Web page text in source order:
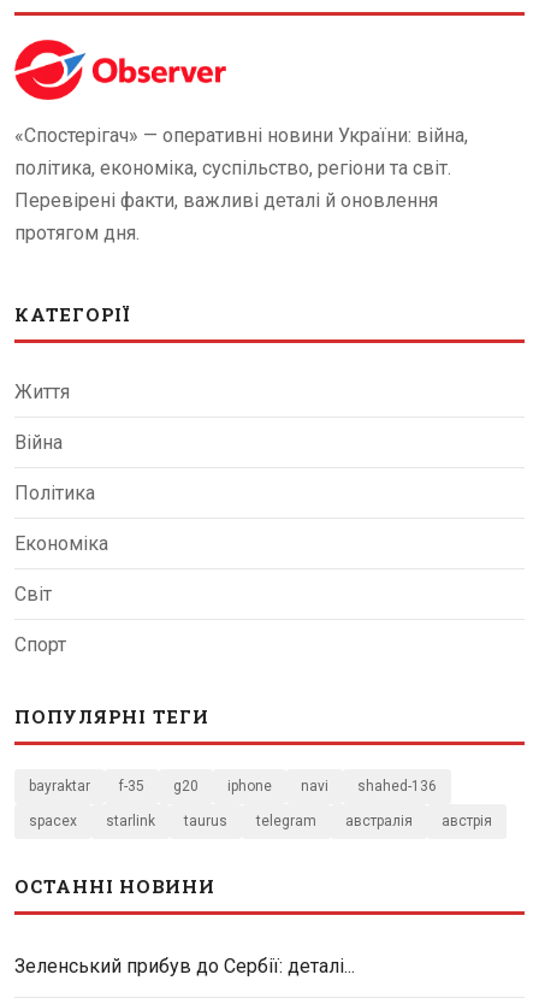
«Спостерігач» — оперативні новини України: війна,
політика, економіка, суспільство, регіони та світ.
Перевірені факти, важливі деталі й оновлення
протягом дня.
КАТЕГОРІЇ
Життя
Війна
Політика
Економіка
Світ
Спорт
ПОПУЛЯРНІ ТЕГИ
bayraktar f-35 g20 iphone navi shahed-136
spacex starlink taurus telegram австралія австрія
ОСТАННІ НОВИНИ
Зеленський прибув до Сербії: деталі...